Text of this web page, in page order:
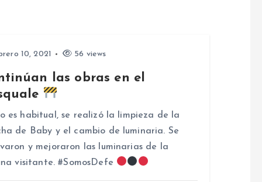
10, 2021 56 views
las obras en el
es habitual, se realizó la limpieza de la
de Baby y el cambio de luminaria. Se
y mejoraron las luminarias de la
visitante. #SomosDefe